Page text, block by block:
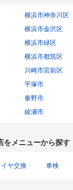
横浜市神奈川区
横浜市金沢区
横浜市緑区
横浜市都筑区
川崎市宮前区
平塚市
秦野市
綾瀬市
をメニューから探す
イヤ交換 車検